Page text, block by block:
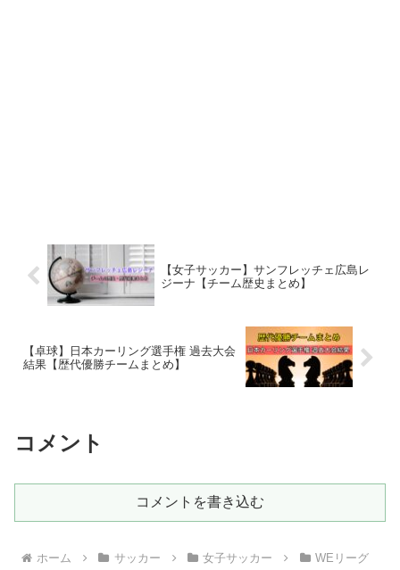
【女子サッカー】サンフレッチェ広島レ
ジーナ【チーム歴史まとめ】
【卓球】日本カーリング選手権 過去大会
結果【歴代優勝チームまとめ】
コメント
コメントを書き込む
ホーム サッカー 女子サッカー WEリーグ